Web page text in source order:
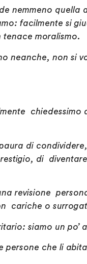
nemmeno quella
facilmente si
moralismo.
neanche, non si
chiedessimo
di
di
revisione
cariche o
siamo un po’
persone che li